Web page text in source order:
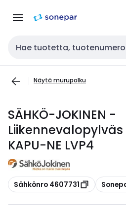
navigointiinsisältöön
Haku
Näytä murupolku
SÄHKÖ-JOKINEN -
KAPU-NE LVP4
Kopioi
Sähkönro 4607731 Kopioi